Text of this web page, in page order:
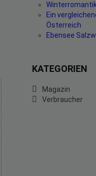
Ein
Österreich
Ebensee
KATEGORIEN
Magazin
Verbraucher